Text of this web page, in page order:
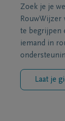
Zoek je je
RouwWijzer
te begrijpen
iemand in
Laat je